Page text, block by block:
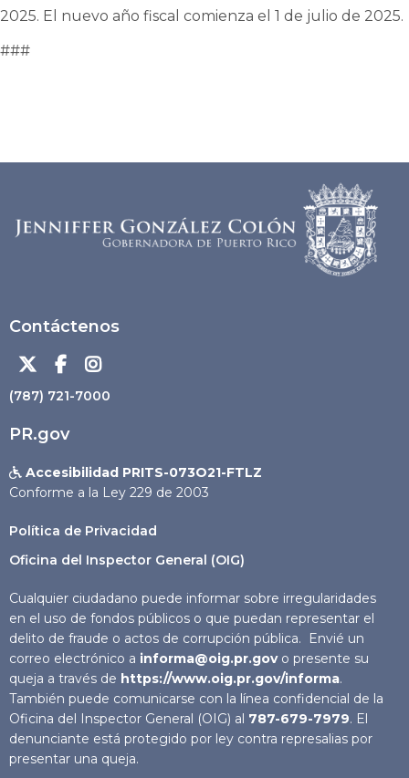
2025. El nuevo año fiscal comienza el 1 de julio de 2025.
###
Contáctenos
  
(787) 721-7000
PR.gov
 Accesibilidad PRITS-073O21-FTLZ
Conforme a la Ley 229 de 2003
Política de Privacidad
Oficina del Inspector General (OIG)
Cualquier ciudadano puede informar sobre irregularidades
en el uso de fondos públicos o que puedan representar el
delito de fraude o actos de corrupción pública. Envié un
correo electrónico a informa@oig.pr.govo presente su
queja a través de https://www.oig.pr.gov/informa.
También puede comunicarse con la línea confidencial de la
Oficina del Inspector General (OIG) al 787-679-7979. El
denunciante está protegido por ley contra represalias por
presentar una queja.